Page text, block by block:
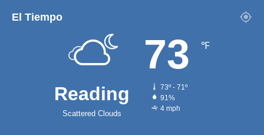
El Tiempo
Reading
Scattered Clouds
73 ℉
73º - 71º
91%
4 mph